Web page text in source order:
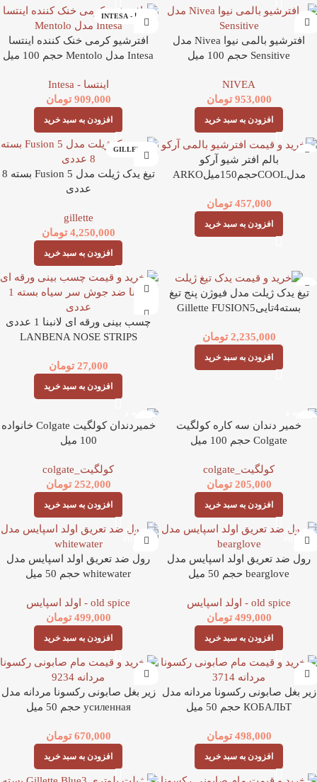
افترشیو بالمی نیوا Nivea مدل
Sensitive حجم 100 میل
NIVEA
953,000 تومان
افزودن به سبد خرید
اینتسا - INTESA
افترشیو کرمی خنک کننده اینتسا
Intesa مدل Mentolo حجم 100 میل
اینتسا - Intesa
909,000 تومان
افزودن به سبد خرید
بالم افتر شیو آرکو
مدلCOOLحجم150میلARKO
457,000 تومان
افزودن به سبد خرید
GILLETTE
تیغ یدک ژیلت مدل 5 Fusion بسته 8
عددی
gillette
4,250,000 تومان
افزودن به سبد خرید
تیغ یدک ژیلت مدل فیوژن پنج تیغ
بسته4تاییGillette FUSION5
2,235,000 تومان
افزودن به سبد خرید
چسب بینی ورقه ای لانبنا 1 عددی
LANBENA NOSE STRIPS
27,000 تومان
افزودن به سبد خرید
خمیر دندان سه کاره کولگیت
Colgate حجم 100 میل
کولگیت_colgate
205,000 تومان
افزودن به سبد خرید
خمیردندان کولگیت Colgate خانواده
100 میل
کولگیت_colgate
252,000 تومان
افزودن به سبد خرید
رول ضد تعریق اولد اسپایس مدل
bearglove حجم 50 میل
old spice - اولد اسپایس
499,000 تومان
افزودن به سبد خرید
رول ضد تعریق اولد اسپایس مدل
whitewater حجم 50 میل
old spice - اولد اسپایس
499,000 تومان
افزودن به سبد خرید
زیر بغل صابونی رکسونا مردانه مدل
КОБАЛЬТ حجم 50 میل
498,000 تومان
افزودن به سبد خرید
زیر بغل صابونی رکسونا مردانه مدل
усиленная حجم 50 میل
670,000 تومان
افزودن به سبد خرید